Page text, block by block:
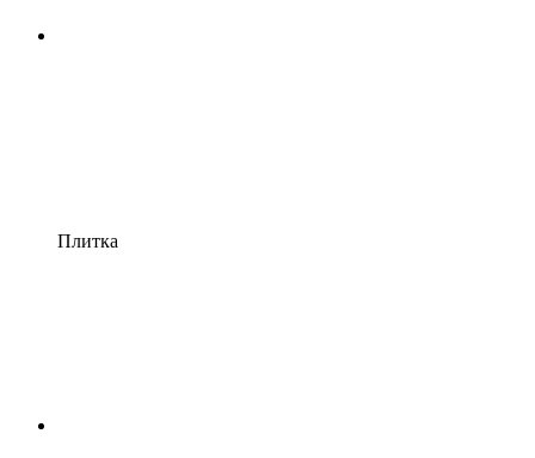
Плитка